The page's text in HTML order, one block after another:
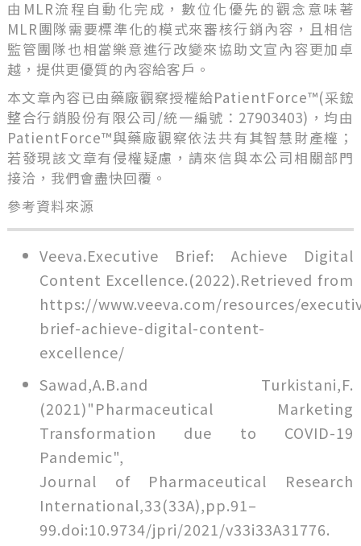
由MLR流程自動化完成，數位化優先的觀念意味著
MLR團隊需要標準化的模式來審核行銷內容，且相信
監管團隊也相當樂意進行改變來協助文宣內容更加卓
越，提供更優質的內容給客戶。
本文章內容已由藥廠觀察授權給PatientForce™(采鋐
整合行銷股份有限公司/統一編號：27903403)，均由
PatientForce™與藥廠觀察依法共有其智慧財產權；
若發現該文章有侵權疑慮，請來信與本公司相關部門
接洽，我們會盡快回覆。
參考資料來源
Veeva.Executive Brief: Achieve Digital
Content Excellence.(2022).Retrieved from
https://www.veeva.com/resources/
brief-achieve-digital-content-
excellence/
Sawad,A.B.and Turkistani,F.
(2021)"Pharmaceutical Marketing
Transformation due to COVID-19
Pandemic",
Journal of Pharmaceutical Research
International,33(33A),pp.91–
99.doi:10.9734/jpri/2021/v33i33A31776.